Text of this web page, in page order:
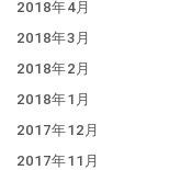
2018年4月
2018年3月
2018年2月
2018年1月
2017年12月
2017年11月